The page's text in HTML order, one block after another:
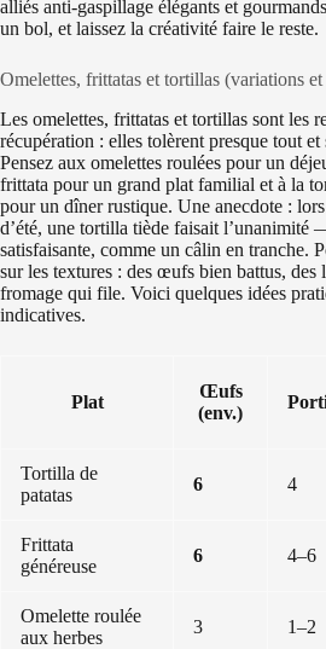
alliés anti-gaspillage élégants et
un bol, et laissez la créativité faire le reste.
Omelettes, frittatas et tortillas (variations
Les omelettes, frittatas et tortillas sont les
récupération : elles tolèrent presque tout et
Pensez aux omelettes roulées pour un
frittata pour un grand plat familial et à la
pour un dîner rustique. Une anecdote :
d’été, une tortilla tiède faisait l’unanimité
satisfaisante, comme un câlin en tranche.
sur les textures : des œufs bien battus, des
fromage qui file. Voici quelques idées
indicatives.
Plat
Œufs
(env.)
Tortilla de
patatas
6 4
Frittata
généreuse
6 4–6
Omelette roulée
aux herbes
3 1–2